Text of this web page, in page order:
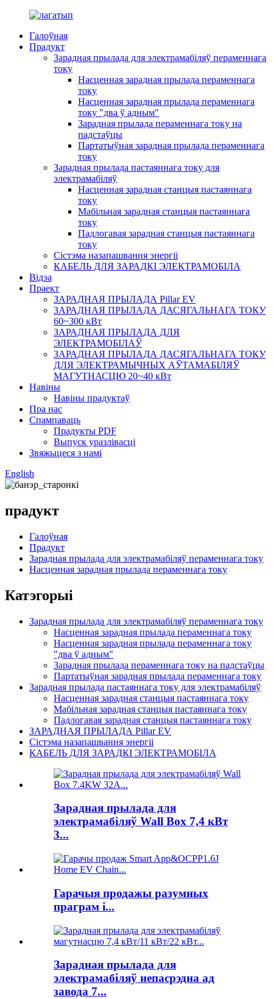
Галоўная
Прадукт
Зарадная прылада для электрамабіляў пераменнага
току
Насценная зарадная прылада пераменнага
току
Насценная зарадная прылада пераменнага
току "два ў адным"
Зарадная прылада пераменнага току на
падстаўцы
Партатыўная зарадная прылада пераменнага
току
Зарадная прылада пастаяннага току для
электрамабіляў
Насценная зарадная станцыя пастаяннага
току
Мабільная зарадная станцыя пастаяннага
току
Падлогавая зарадная станцыя пастаяннага
току
Сістэма назапашвання энергіі
КАБЕЛЬ ДЛЯ ЗАРАДКІ ЭЛЕКТРАМОБІЛА
Відэа
Праект
ЗАРАДНАЯ ПРЫЛАДА Pillar EV
ЗАРАДНАЯ ПРЫЛАДА ДАСЯГАЛЬНАГА ТОКУ
60~300 кВт
ЗАРАДНАЯ ПРЫЛАДА ДЛЯ
ЭЛЕКТРАМОБІЛАЎ
ЗАРАДНАЯ ПРЫЛАДА ДАСЯГАЛЬНАГА ТОКУ
ДЛЯ ЭЛЕКТРАМЫЧНЫХ АЎТАМАБІЛЯЎ
МАГУТНАСЦЮ 20~40 кВт
Навіны
Навіны прадуктаў
Пра нас
Спампаваць
Прадукты PDF
Выпуск уразлівасці
Звяжыцеся з намі
English
прадукт
Галоўная
Прадукт
Зарадная прылада для электрамабіляў пераменнага току
Насценная зарадная прылада пераменнага току
Катэгорыі
Зарадная прылада для электрамабіляў пераменнага току
Насценная зарадная прылада пераменнага току
Насценная зарадная прылада пераменнага току
"два ў адным"
Зарадная прылада пераменнага току на падстаўцы
Партатыўная зарадная прылада пераменнага току
Зарадная прылада пастаяннага току для электрамабіляў
Насценная зарадная станцыя пастаяннага току
Мабільная зарадная станцыя пастаяннага току
Падлогавая зарадная станцыя пастаяннага току
ЗАРАДНАЯ ПРЫЛАДА Pillar EV
Сістэма назапашвання энергіі
КАБЕЛЬ ДЛЯ ЗАРАДКІ ЭЛЕКТРАМОБІЛА
Зарадная прылада для
электрамабіляў Wall Box 7,4 кВт
3...
Гарачыя продажы разумных
праграм і...
Зарадная прылада для
электрамабіляў непасрэдна ад
завода 7...